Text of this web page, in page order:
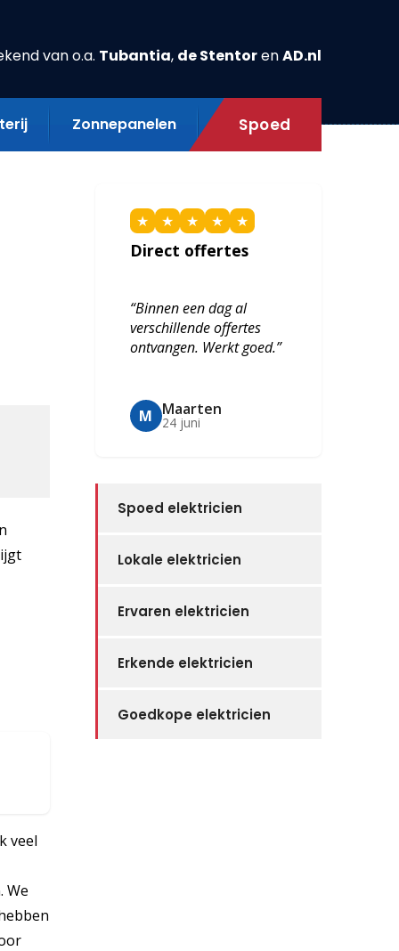
van o.a. Tubantia, de StentorenAD.nl
Zonnepanelen Spoed
veel
We
★ ★ ★ ★ ★
Direct offertes
“Binnen een dag al
verschillende offertes
ontvangen. Werkt goed.”
M Maarten
24 juni
Spoed elektricien
Lokale elektricien
Ervaren elektricien
Erkende elektricien
Goedkope elektricien